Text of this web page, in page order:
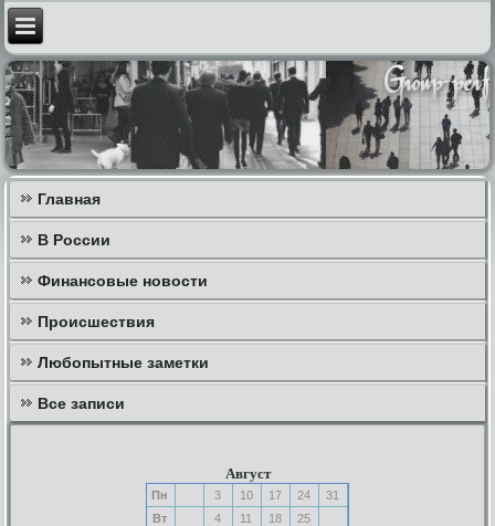
Главная
В России
Финансовые новости
Происшествия
Любопытные заметки
Все записи
Август
Пн 3 10 17 24
31
Вт
4 11 18
25